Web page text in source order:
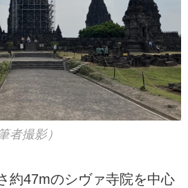
者撮影）
約47mのシヴァ寺院を中心